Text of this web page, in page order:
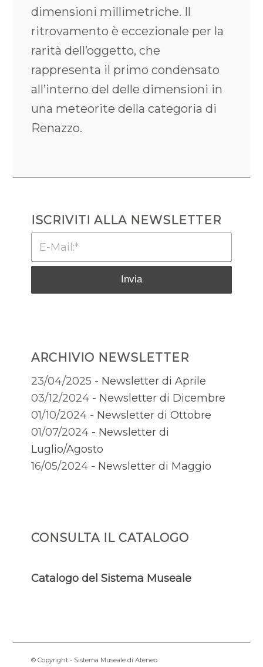
dimensioni millimetriche. Il
ritrovamento è eccezionale per la
rarità dell’oggetto, che
rappresenta il primo condensato
all’interno del delle dimensioni in
una meteorite della categoria di
Renazzo.
ISCRIVITI ALLA NEWSLETTER
ARCHIVIO NEWSLETTER
23/04/2025 - Newsletter di Aprile
03/12/2024 - Newsletter di Dicembre
01/10/2024 - Newsletter di Ottobre
01/07/2024 - Newsletter di
Luglio/Agosto
16/05/2024 - Newsletter di Maggio
CONSULTA IL CATALOGO
Catalogo del Sistema Museale
© Copyright - Sistema Museale di Ateneo